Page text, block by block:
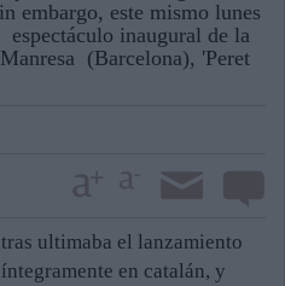
embargo, este mismo lunes
espectáculo inaugural de la
(Barcelona), 'Peret
ultimaba el lanzamiento
en catalán, y